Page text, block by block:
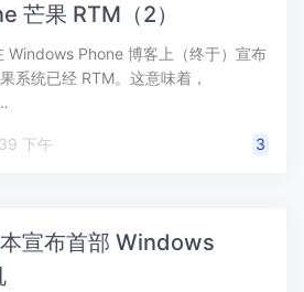
芒果 RTM（2）
Windows Phone 博客上（终于）宣布
系统已经 RTM。这意味着，
7 月 27 日, 9:39 下午 3
宣布首部 Windows